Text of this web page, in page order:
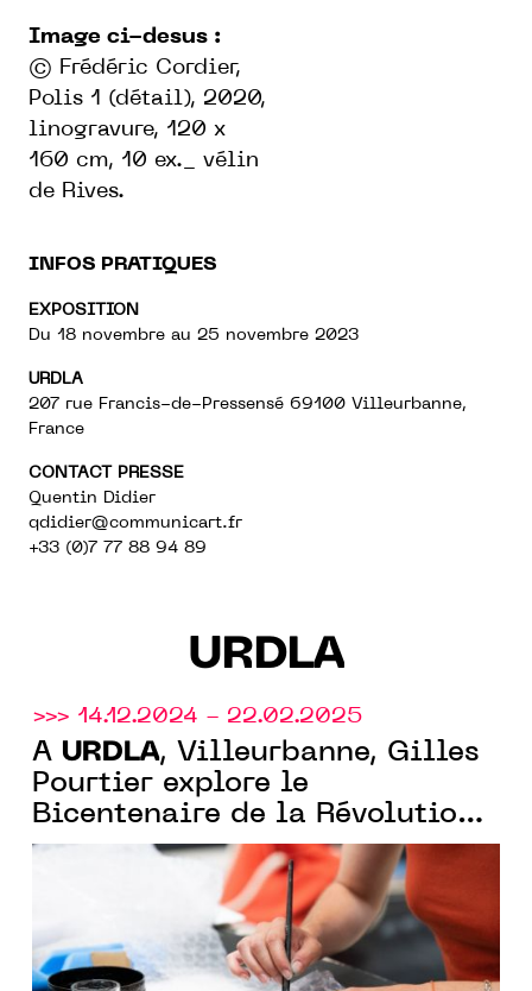
Image ci-desus :
© Frédéric Cordier,
Polis 1 (détail), 2020,
linogravure, 120 x
160 cm, 10 ex._ vélin
de Rives.
INFOS PRATIQUES
EXPOSITION
Du 18 novembre au 25 novembre 2023
URDLA
207 rue Francis-de-Pressensé 69100 Villeurbanne,
France
CONTACT PRESSE
Quentin Didier
qdidier@communicart.fr
+33 (0)7 77 88 94 89
URDLA
>>> 14.12.2024 - 22.02.2025
À URDLA, Villeurbanne, Gilles
Pourtier explore le
Bicentenaire de la Révolution
française, tandis que Lys
Galatea réinvente la gravure
avec des matériaux détournés.